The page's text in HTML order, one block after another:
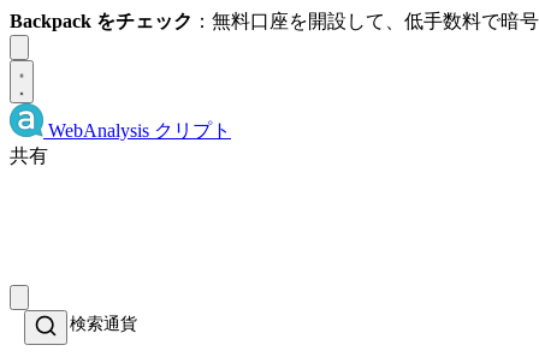
Backpack をチェック ：無料口座を開設して、低手数料で暗
WebAnalysis クリプト
共有